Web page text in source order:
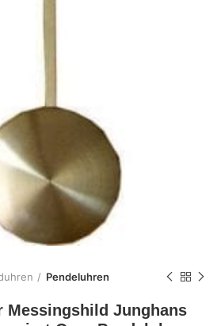
klicken
Pendeluhren
Messingshild Junghans